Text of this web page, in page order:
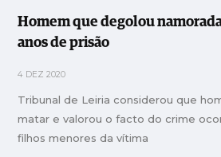
Homem que degolou
anos de prisão
4 DEZ 2020
Tribunal de Leiria considerou que
matar e valorou o facto do crime
filhos menores da vítima